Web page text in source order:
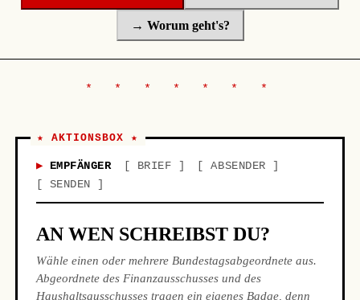
→ Worum geht's?
★ AKTIONSBOX ★
EMPFÄNGER BRIEF
ABSENDER
SENDEN
AN WEN SCHREIBST DU?
Wähle einen oder mehrere Bundestagsabgeordnete aus.
Abgeordnete des Finanzausschusses und des
Haushaltsausschusses tragen ein eigenes Badge, denn